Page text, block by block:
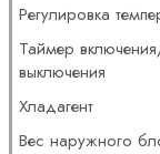
Регулировка
Таймер
выключения
Хладагент
Вес наружного